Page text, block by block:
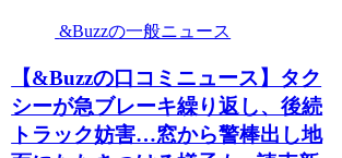
&Buzzの一般ニュース
【&Buzzの口コミニュース】タク
シーが急ブレーキ繰り返し、後続
トラック妨害…窓から警棒出し地